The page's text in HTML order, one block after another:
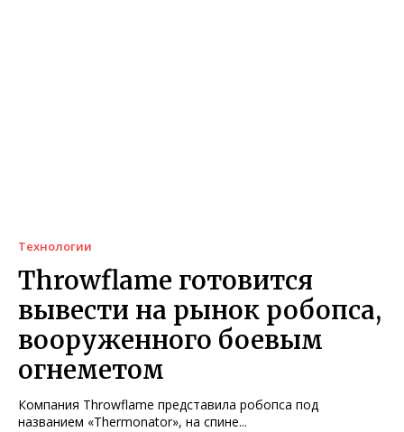
Технологии
Throwflame готовится
вывести на рынок робопса,
вооруженного боевым
огнеметом
Компания Throwflame представила робопса под
названием «Thermonator», на спине...